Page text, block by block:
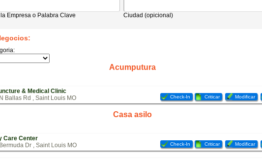
Empresa o Palabra Clave Ciudad (opicional)
Acumputura
& Medical Clinic
Ballas Rd , Saint Louis MO
Check-In Criticar Modificar
Casa asilo
Care Center
Dr , Saint Louis MO
Check-In Criticar Modificar